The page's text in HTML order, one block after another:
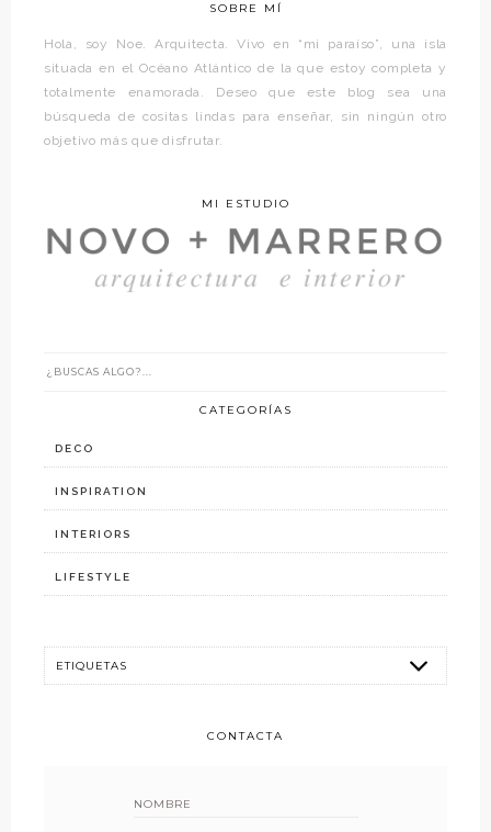
SOBRE MÍ
Hola, soy Noe. Arquitecta. Vivo en “mi paraíso”, una isla
situada en el Océano Atlántico de la que estoy completa y
totalmente enamorada. Deseo que este blog sea una
búsqueda de cositas lindas para enseñar, sin ningún otro
objetivo más que disfrutar.
MI ESTUDIO
CATEGORÍAS
DECO
INSPIRATION
INTERIORS
LIFESTYLE
CONTACTA